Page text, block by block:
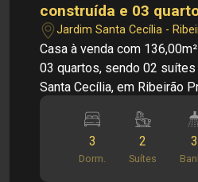
construída e 03
suítes no bairro
em Ribeirão Preto/SP.
Jardim Santa Cecília -
Casa à venda com
03 quartos, sendo 02
Santa Cecília, em Ribeirão Preto/
construída, projetado para
funcionalidade e excelente
espaços. A casa dispõe de
3
Dorm.
2
Suítes
3